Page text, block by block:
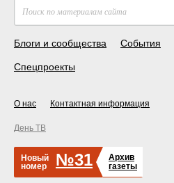
Блоги и сообщества События
Спецпроекты
О нас Контактная информация
День ТВ
Новый
номер
№31
Архив
газеты